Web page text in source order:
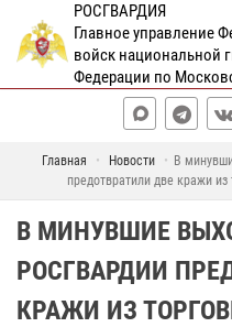
РОСГВАРДИЯ
Главное управление
войск национальной
Федерации по
Главная Новости
В
предотвратили две кражи
В МИНУВШИЕ
РОСГВАРДИИ
КРАЖИ ИЗ